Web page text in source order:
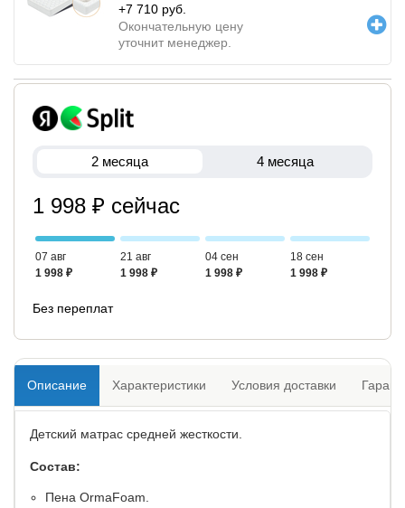
+7 710 руб.
Окончательную цену
уточнит менеджер.
2 месяца 4 месяца
1 998 ₽ сейчас
07 авг
1 998 ₽
21 авг
1 998 ₽
04 сен
1 998 ₽
18 сен
1 998 ₽
Без переплат
Описание Характеристики Условия доставки
Детский матрас средней жесткости.
Состав:
Пена OrmaFoam.